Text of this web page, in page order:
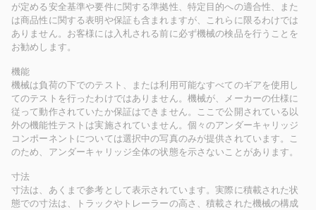
が定める安全基準や要件に関する準拠性、特定目的への適合性、また
は商品性に関する表明や保証も含まれますが、これらに限るわけでは
ありません。お客様には入札される前に必ず機械の検品を行うことを
お勧めします。
機能
機械は負荷の下でのテスト、または利用可能なすべてのギアを使用し
てのテストを行ったわけではありません。機械が、メーカーの仕様に
従って動作されていたか保証はできません。ここで公開されている以
外の機能性テストは実施されていません。個々のアンダーキャリッジ
コンポーネントについては選択中の写真のみが提供されています。こ
のため、アンダーキャリッジ全体の状態を示さないことがあります。
寸法
寸法は、あくまで参考として表示されています。実際に積載された状
態での寸法は、トラックやトレーラーの高さ、積載された機械の構成